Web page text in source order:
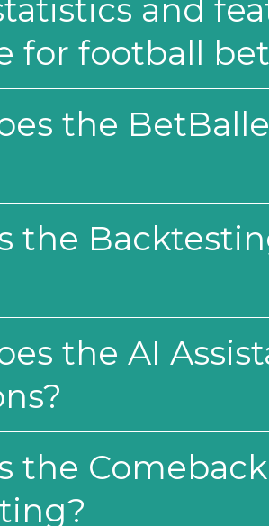
and
for football
the
the
the AI
the